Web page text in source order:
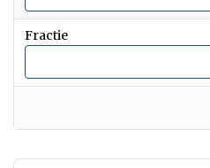
Fractie